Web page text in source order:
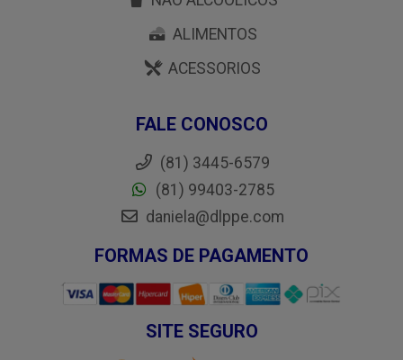
ALIMENTOS
ACESSORIOS
FALE CONOSCO
(81) 3445-6579
(81) 99403-2785
daniela@dlppe.com
FORMAS DE PAGAMENTO
SITE SEGURO